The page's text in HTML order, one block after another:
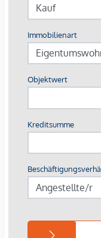
Wohneinheiten mit
gehobene
Ansprüche.
Die Lage an der
Stadtlebens mit dem
Erholungsgebiete,
und der alten
außergewöhnlich gut
öffentliche
Stadtzentrum
DIE WOHNUNG IM
Im 4. Obergeschoß
Wohnnutzfläche von